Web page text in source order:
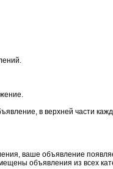
в верхней части
ваше объявление
объявления из всех